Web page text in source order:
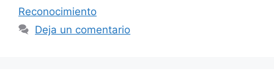
Reconocimiento
Deja un comentario